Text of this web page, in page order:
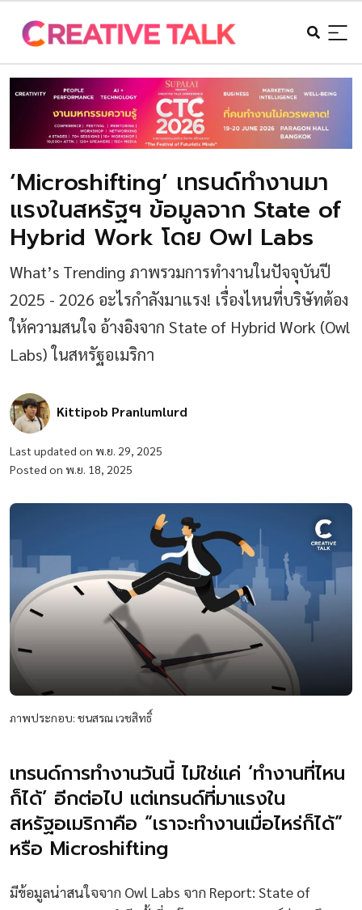
‘Microshifting’ เทรนด์ทำงานมา
แรงในสหรัฐฯ ข้อมูลจาก State of
Hybrid Work โดย Owl Labs
What’s Trending ภาพรวมการทำงานในปัจจุบันปี
2025 - 2026 อะไรกำลังมาแรง! เรื่องไหนที่บริษัทต้อง
ให้ความสนใจ อ้างอิงจาก State of Hybrid Work (Owl
Labs) ในสหรัฐอเมริกา
Kittipob Pranlumlurd
Last updated on พ.ย. 29, 2025
Posted on พ.ย. 18, 2025
ภาพประกอบ: ชนสรณ เวชสิทธิ์
เทรนด์การทำงานวันนี้ ไม่ใช่แค่ ‘ทำงานที่ไหน
ก็ได้’ อีกต่อไป แต่เทรนด์ที่มาแรงใน
สหรัฐอเมริกาคือ “เราจะทำงานเมื่อไหร่ก็ได้”
หรือ Microshifting
มีข้อมูลน่าสนใจจาก Owl Labs จาก Report: State of